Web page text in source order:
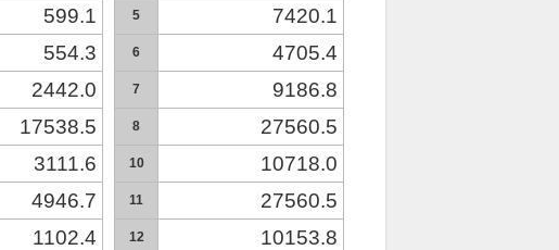
599.1
554.3
2442.0
17538.5
3111.6
4946.7
1102.4
5 7420.1
6 4705.4
7 9186.8
8 27560.5
10 10718.0
11 27560.5
12 10153.8